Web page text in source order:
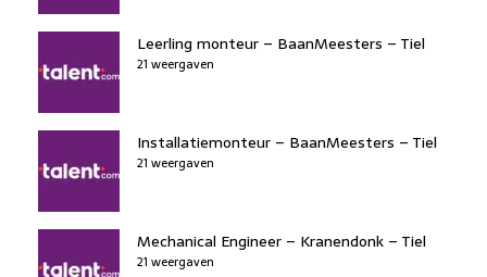
Leerling monteur – BaanMeesters – Tiel
21 weergaven
Installatiemonteur – BaanMeesters – Tiel
21 weergaven
Mechanical Engineer – Kranendonk – Tiel
21 weergaven